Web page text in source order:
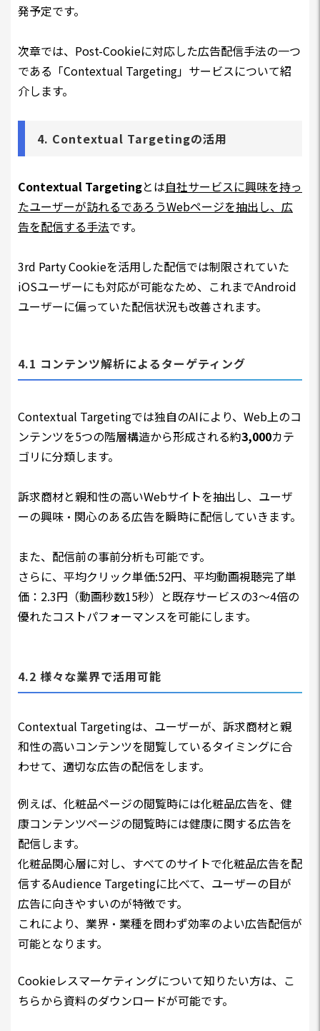
発予定です。
次章では、Post-Cookieに対応した広告配信手法の一つ
である「Contextual Targeting」サービスについて紹
介します。
4. Contextual Targetingの活用
Contextual Targetingとは自社サービスに興味を持っ
たユーザーが訪れるであろうWebページを抽出し、広
告を配信する手法です。
3rd Party Cookieを活用した配信では制限されていた
iOSユーザーにも対応が可能なため、これまでAndroid
ユーザーに偏っていた配信状況も改善されます。
4.1 コンテンツ解析によるターゲティング
Contextual Targetingでは独自のAIにより、Web上のコ
ンテンツを5つの階層構造から形成される約3,000カテ
ゴリに分類します。
訴求商材と親和性の高いWebサイトを抽出し、ユーザ
ーの興味・関心のある広告を瞬時に配信していきます。
また、配信前の事前分析も可能です。
さらに、平均クリック単価:52円、平均動画視聴完了単
価：2.3円（動画秒数15秒）と既存サービスの3〜4倍の
優れたコストパフォーマンスを可能にします。
4.2 様々な業界で活用可能
Contextual Targetingは、ユーザーが、訴求商材と親
和性の高いコンテンツを閲覧しているタイミングに合
わせて、適切な広告の配信をします。
例えば、化粧品ページの閲覧時には化粧品広告を、健
康コンテンツページの閲覧時には健康に関する広告を
配信します。
化粧品関心層に対し、すべてのサイトで化粧品広告を配
信するAudience Targetingに比べて、ユーザーの目が
広告に向きやすいのが特徴です。
これにより、業界・業種を問わず効率のよい広告配信が
可能となります。
Cookieレスマーケティングについて知りたい方は、こ
ちらから資料のダウンロードが可能です。